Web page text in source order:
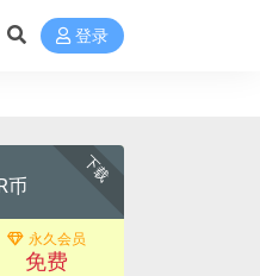
登录
下载
币
永久会员
免费